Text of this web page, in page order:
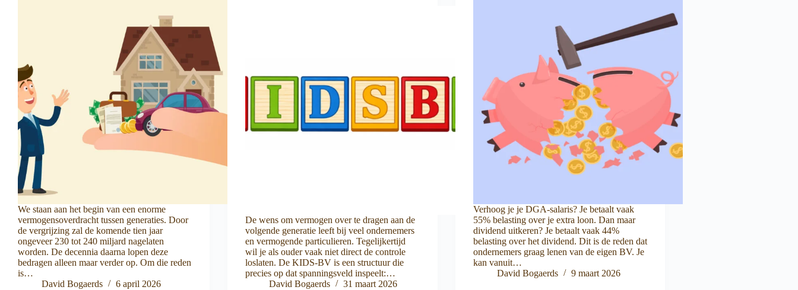
We staan aan het begin van een enorme
vermogensoverdracht tussen generaties. Door
de vergrijzing zal de komende tien jaar
ongeveer 230 tot 240 miljard nagelaten
worden. De decennia daarna lopen deze
bedragen alleen maar verder op. Om die reden
is…
David Bogaerds
6 april 2026
De wens om vermogen over te dragen aan de
volgende generatie leeft bij veel ondernemers
en vermogende particulieren. Tegelijkertijd
wil je als ouder vaak niet direct de controle
loslaten. De KIDS-BV is een structuur die
precies op dat spanningsveld inspeelt:…
David Bogaerds
31 maart 2026
Verhoog je je DGA-salaris? Je betaalt vaak
55% belasting over je extra loon. Dan maar
dividend uitkeren? Je betaalt vaak 44%
belasting over het dividend. Dit is de reden dat
ondernemers graag lenen van de eigen BV. Je
kan vanuit…
David Bogaerds
9 maart 2026